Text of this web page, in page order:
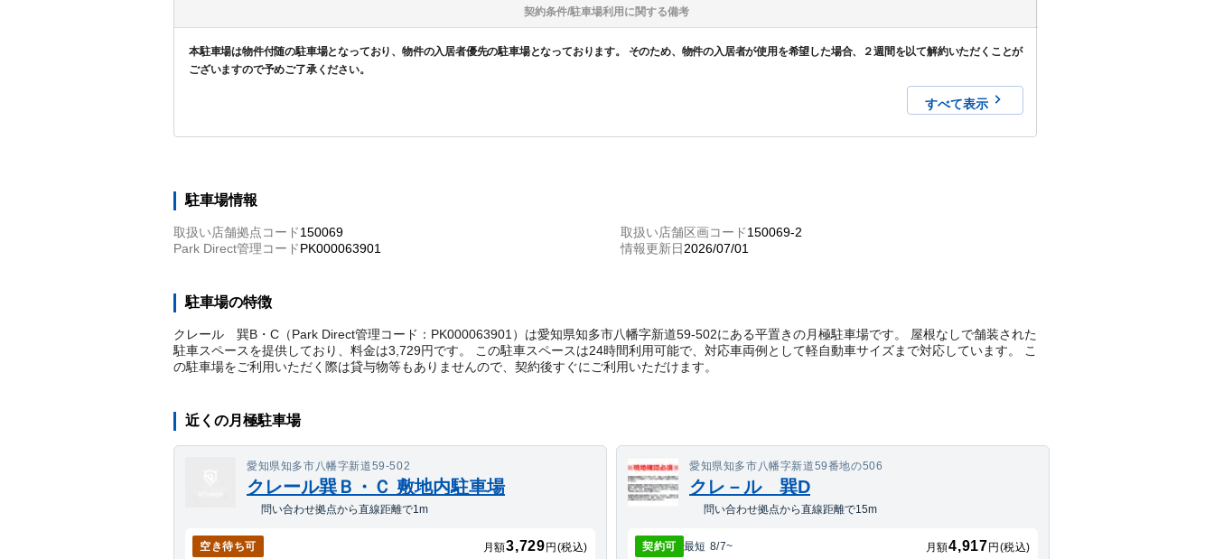
契約条件/駐車場利用に関する備考
本駐⾞場は物件付随の駐⾞場となっており、物件の⼊居者優先の駐⾞場となっております。 そのため、物件の⼊居者が使⽤を希望した場合、２週間を以て解約いただくことが
ございますので予めご了承ください。
すべて表示
駐車場情報
取扱い店舗拠点コード150069 取扱い店舗区画コード150069-2
Park Direct管理コードPK000063901 情報更新日2026/07/01
駐車場の特徴
クレール 巽B・C（Park Direct管理コード：PK000063901）は愛知県知多市八幡字新道59-502にある平置きの月極駐車場です。 屋根なしで舗装された
駐車スペースを提供しており、料金は3,729円です。 この駐車スペースは24時間利用可能で、対応車両例として軽自動車サイズまで対応しています。 こ
の駐車場をご利用いただく際は貸与物等もありませんので、契約後すぐにご利用いただけます。
近くの月極駐車場
愛知県知多市八幡字新道59-502
クレール巽Ｂ・Ｃ 敷地内駐車場
問い合わせ拠点から直線距離で1m
空き待ち可 月額3,729 円(税込)
愛知県知多市八幡字新道59番地の506
クレ－ル 巽D
問い合わせ拠点から直線距離で15m
契約可 最短 8/7~ 月額4,917 円(税込)